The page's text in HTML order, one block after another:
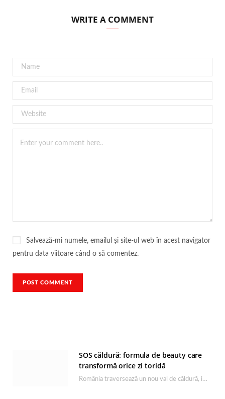
WRITE A COMMENT
Salvează-mi numele, emailul și site-ul web în acest navigator
pentru data viitoare când o să comentez.
SOS căldură: formula de beauty care
transformă orice zi toridă
România traversează un nou val de căldură, iar rutina de îngrijire capătă un rol esențial…